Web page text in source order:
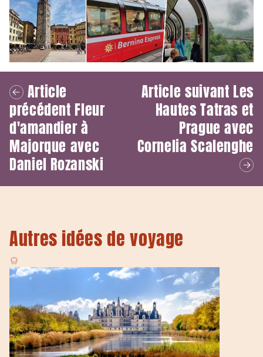
Article
précédent Fleur
d'amandier à
Majorque avec
Daniel Rozanski
Article suivant Les
Hautes Tatras et
Prague avec
Cornelia Scalenghe
Autres idées de voyage